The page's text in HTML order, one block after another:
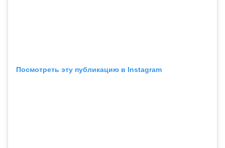
Посмотреть эту публикацию в Instagram